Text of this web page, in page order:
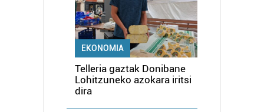
EKONOMIA
Telleria gaztak Donibane
Lohitzuneko azokara iritsi
dira